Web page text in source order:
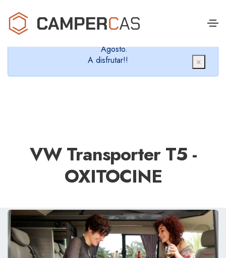
Cerramos en verano, que nos queremos dar un
chapuzón y refrescarnos.
Agosto.
A disfrutar!!
×
VW Transporter T5 -
OXITOCINE